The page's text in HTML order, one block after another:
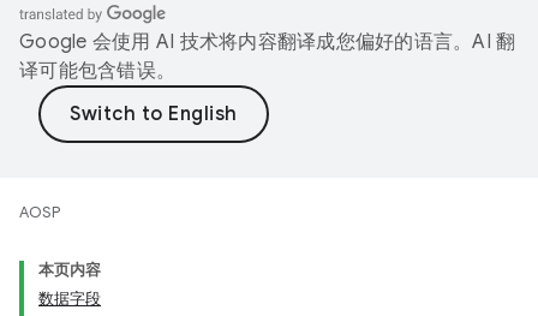
Google 会使用 AI 技术将内容翻译成您偏好的语言。AI 翻
译可能包含错误。
AOSP
本页内容
数据字段